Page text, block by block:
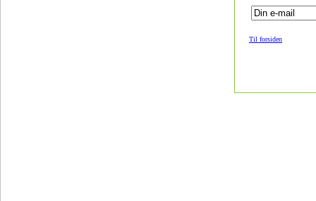
Til forsiden